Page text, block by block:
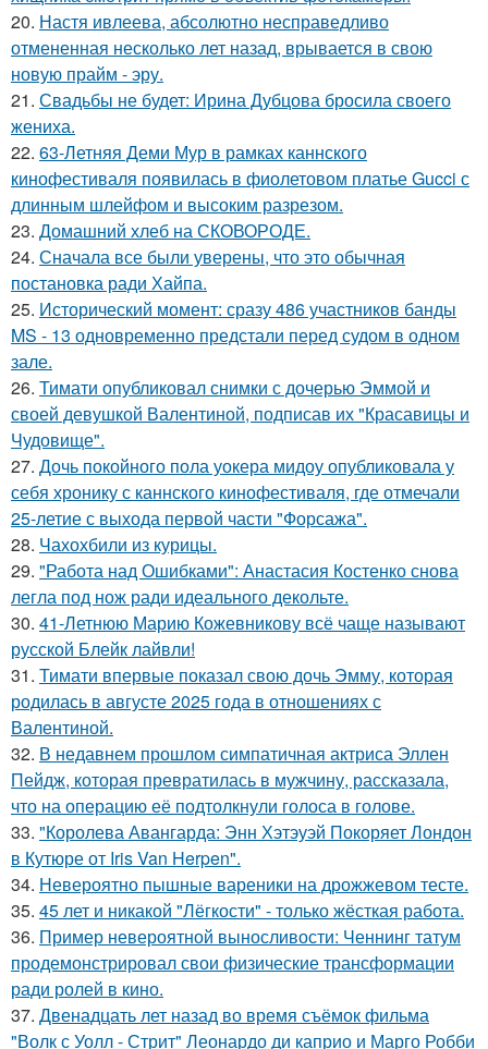
20. Настя ивлеева, абсолютно несправедливо
отмененная несколько лет назад, врывается в свою
новую прайм - эру.
21. Свадьбы не будет: Ирина Дубцова бросила своего
жениха.
22. 63-Летняя Деми Мур в рамках каннского
кинофестиваля появилась в фиолетовом платье Gucci с
длинным шлейфом и высоким разрезом.
23. Домашний хлеб на СКОВОРОДЕ.
24. Сначала все были уверены, что это обычная
постановка ради Хайпа.
25. Исторический момент: сразу 486 участников банды
MS - 13 одновременно предстали перед судом в одном
зале.
26. Тимати опубликовал снимки с дочерью Эммой и
своей девушкой Валентиной, подписав их "Красавицы и
Чудовище".
27. Дочь покойного пола уокера мидоу опубликовала у
себя хронику с каннского кинофестиваля, где отмечали
25-летие с выхода первой части "Форсажа".
28. Чахохбили из курицы.
29. "Работа над Ошибками": Анастасия Костенко снова
легла под нож ради идеального декольте.
30. 41-Летнюю Марию Кожевникову всё чаще называют
русской Блейк лайвли!
31. Тимати впервые показал свою дочь Эмму, которая
родилась в августе 2025 года в отношениях с
Валентиной.
32. В недавнем прошлом симпатичная актриса Эллен
Пейдж, которая превратилась в мужчину, рассказала,
что на операцию её подтолкнули голоса в голове.
33. "Королева Авангарда: Энн Хэтэуэй Покоряет Лондон
в Кутюре от Iris Van Herpen".
34. Невероятно пышные вареники на дрожжевом тесте.
35. 45 лет и никакой "Лёгкости" - только жёсткая работа.
36. Пример невероятной выносливости: Ченнинг татум
продемонстрировал свои физические трансформации
ради ролей в кино.
37. Двенадцать лет назад во время съёмок фильма
"Волк с Уолл - Стрит" Леонардо ди каприо и Марго Робби